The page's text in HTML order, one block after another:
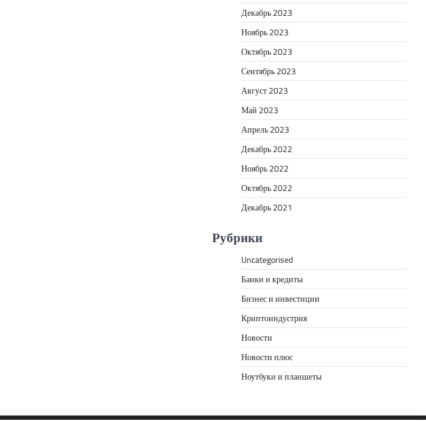
Декабрь 2023
Ноябрь 2023
Октябрь 2023
Сентябрь 2023
Август 2023
Май 2023
Апрель 2023
Декабрь 2022
Ноябрь 2022
Октябрь 2022
Декабрь 2021
Рубрики
Uncategorised
Банки и кредиты
Бизнес и инвестиции
Криптоиндустрия
Новости
Новости плюс
Ноутбуки и планшеты